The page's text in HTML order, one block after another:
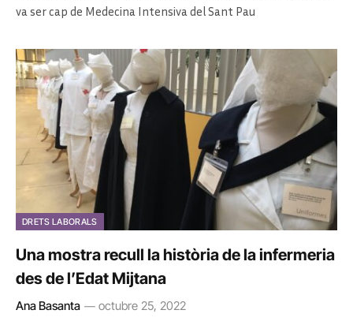
va ser cap de Medecina Intensiva del Sant Pau
DRETS LABORALS
Una mostra recull la història de la infermeria
des de l’Edat Mijtana
Ana Basanta octubre 25, 2022